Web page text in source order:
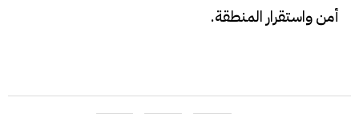
أمن واستقرار المنطقة.